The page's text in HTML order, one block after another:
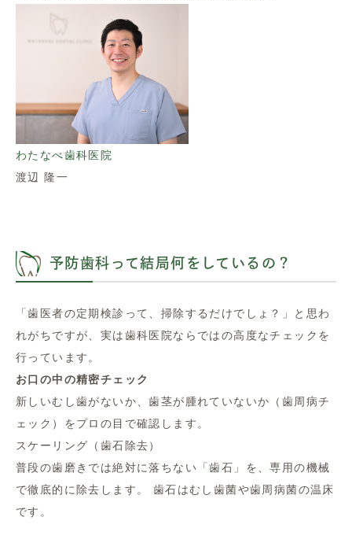
わたなべ歯科医院
渡辺 隆一
予防歯科って結局何をしているの？
「歯医者の定期検診って、掃除するだけでしょ？」と思わ
れがちですが、実は歯科医院ならではの高度なチェックを
行っています。
お口の中の精密チェック
新しいむし歯がないか、歯茎が腫れていないか（歯周病チ
ェック）をプロの目で確認します。
スケーリング（歯石除去）
普段の歯磨きでは絶対に落ちない「歯石」を、専用の機械
で徹底的に除去します。 歯石はむし歯菌や歯周病菌の温床
です。